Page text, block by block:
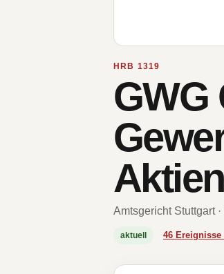
HRB 1319
GWG
Amtsgericht Stuttgart
aktuell 46